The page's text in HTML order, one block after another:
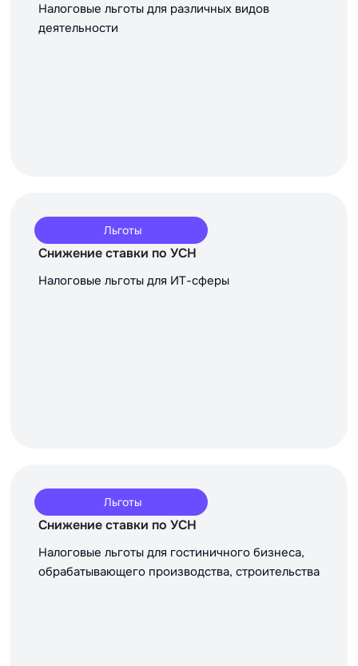
Налоговые льготы для различных видов
деятельности
Льготы
Снижение ставки по УСН
Налоговые льготы для ИТ-сферы
Льготы
Снижение ставки по УСН
Налоговые льготы для гостиничного бизнеса,
обрабатывающего производства, строительства